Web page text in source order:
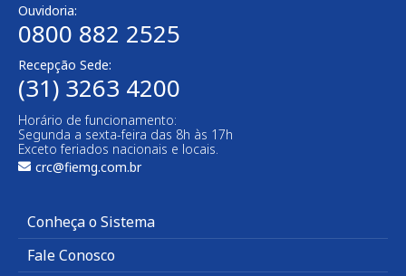
Ouvidoria:
0800 882 2525
Recepção Sede:
(31) 3263 4200
Horário de funcionamento:
Segunda a sexta-feira das 8h às 17h
Exceto feriados nacionais e locais.
crc@fiemg.com.br
Conheça o Sistema
Fale Conosco